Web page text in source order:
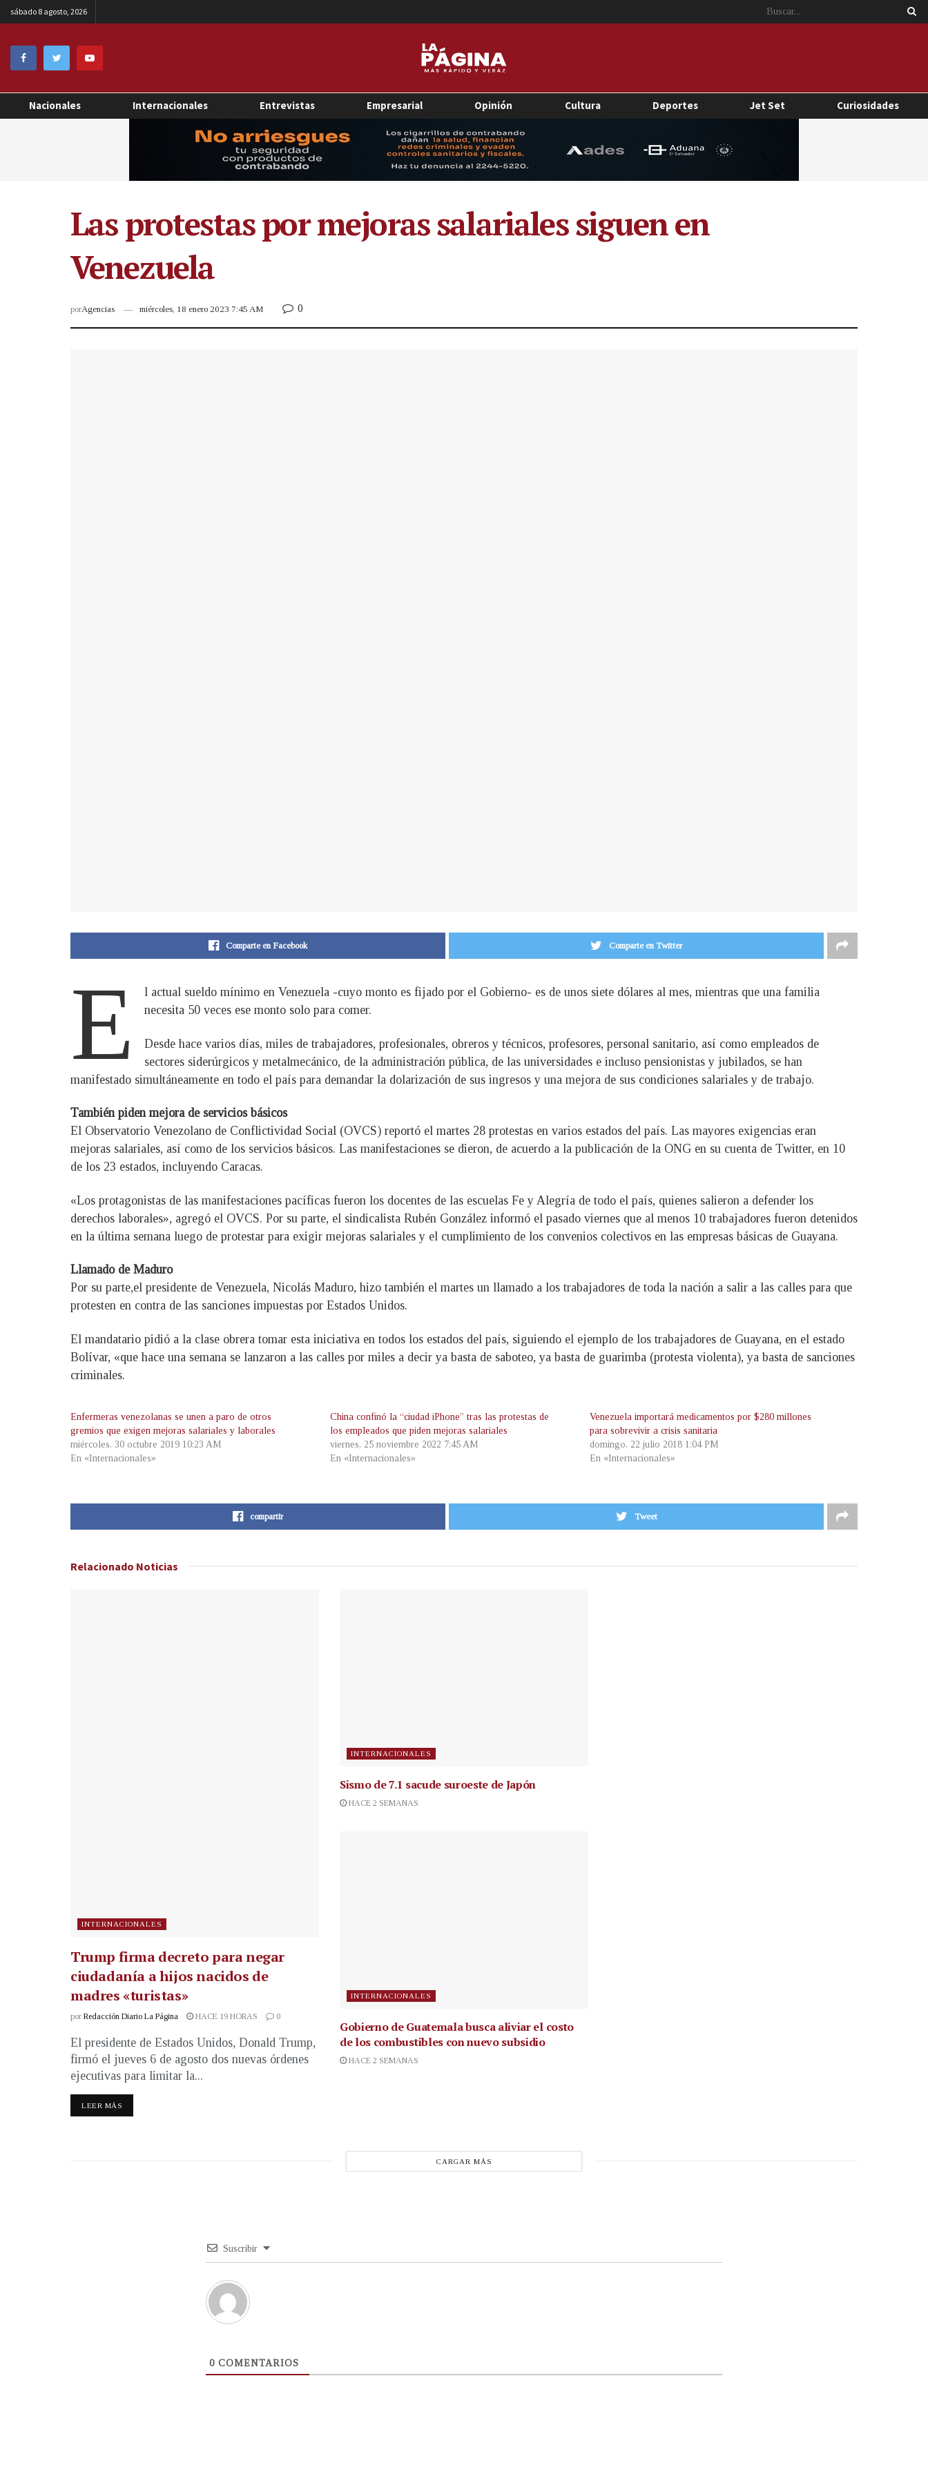
sábado 8 agosto, 2026
Nacionales Internacionales Entrevistas Empresarial Opinión Cultura Deportes Jet Set Curiosidades
Las protestas por mejoras salariales siguen en
Venezuela
porAgencias miércoles, 18 enero 2023 7:45 AM 0
Comparte en Facebook Comparte en Twitter
E
l actual sueldo mínimo en Venezuela -cuyo monto es fijado por el Gobierno- es de unos siete dólares al mes, mientras que una familia
necesita 50 veces ese monto solo para comer.
Desde hace varios días, miles de trabajadores, profesionales, obreros y técnicos, profesores, personal sanitario, así como empleados de
sectores siderúrgicos y metalmecánico, de la administración pública, de las universidades e incluso pensionistas y jubilados, se han
manifestado simultáneamente en todo el país para demandar la dolarización de sus ingresos y una mejora de sus condiciones salariales y de trabajo.
También piden mejora de servicios básicos
El Observatorio Venezolano de Conflictividad Social (OVCS) reportó el martes 28 protestas en varios estados del país. Las mayores exigencias eran
mejoras salariales, así como de los servicios básicos. Las manifestaciones se dieron, de acuerdo a la publicación de la ONG en su cuenta de Twitter, en 10
de los 23 estados, incluyendo Caracas.
«Los protagonistas de las manifestaciones pacíficas fueron los docentes de las escuelas Fe y Alegría de todo el país, quienes salieron a defender los
derechos laborales», agregó el OVCS. Por su parte, el sindicalista Rubén González informó el pasado viernes que al menos 10 trabajadores fueron detenidos
en la última semana luego de protestar para exigir mejoras salariales y el cumplimiento de los convenios colectivos en las empresas básicas de Guayana.
Llamado de Maduro
Por su parte,el presidente de Venezuela, Nicolás Maduro, hizo también el martes un llamado a los trabajadores de toda la nación a salir a las calles para que
protesten en contra de las sanciones impuestas por Estados Unidos.
El mandatario pidió a la clase obrera tomar esta iniciativa en todos los estados del país, siguiendo el ejemplo de los trabajadores de Guayana, en el estado
Bolívar, «que hace una semana se lanzaron a las calles por miles a decir ya basta de saboteo, ya basta de guarimba (protesta violenta), ya basta de sanciones
criminales.
Enfermeras venezolanas se unen a paro de otros
gremios que exigen mejoras salariales y laborales
miércoles, 30 octubre 2019 10:23 AM
En «Internacionales»
China confinó la “ciudad iPhone” tras las protestas de
los empleados que piden mejoras salariales
viernes, 25 noviembre 2022 7:45 AM
En «Internacionales»
Venezuela importará medicamentos por $280 millones
para sobrevivir a crisis sanitaria
domingo, 22 julio 2018 1:04 PM
En «Internacionales»
compartir Tweet
Relacionado Noticias
INTERNACIONALES
Trump firma decreto para negar
ciudadanía a hijos nacidos de
madres «turistas»
por Redacción Diario La Página HACE 19 HORAS 0
El presidente de Estados Unidos, Donald Trump,
firmó el jueves 6 de agosto dos nuevas órdenes
ejecutivas para limitar la...
LEER MÁS
INTERNACIONALES
Sismo de 7.1 sacude suroeste de Japón
HACE 2 SEMANAS
INTERNACIONALES
Gobierno de Guatemala busca aliviar el costo
de los combustibles con nuevo subsidio
HACE 2 SEMANAS
CARGAR MÁS
Suscribir
0 COMENTARIOS